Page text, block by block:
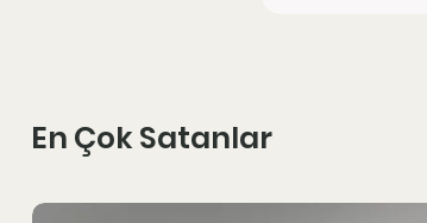
En Çok Satanlar